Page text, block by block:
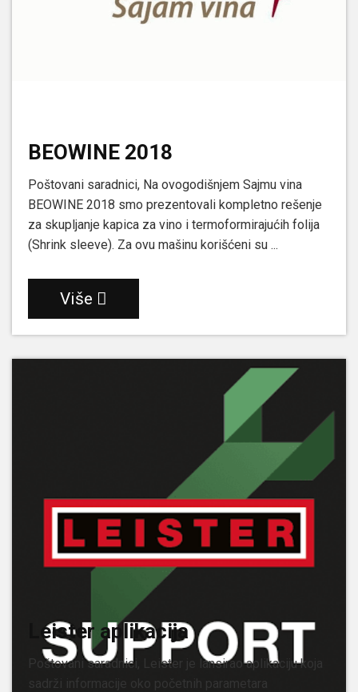
BEOWINE 2018
Poštovani saradnici, Na ovogodišnjem Sajmu vina
BEOWINE 2018 smo prezentovali kompletno rešenje
za skupljanje kapica za vino i termoformirajućih folija
(Shrink sleeve). Za ovu mašinu korišćeni su ...
Više
Leister aplikacija
Poštovani saradnici, Leister je lansirao aplikaciju koja
sadrži informacije oko početnih parametara